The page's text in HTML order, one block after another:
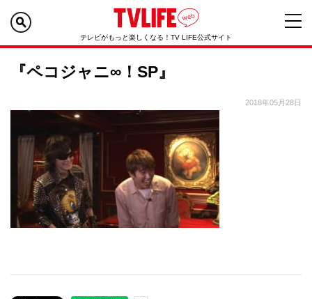
テレビがもっと楽しくなる！TV LIFE公式サイト
『ペコジャニ∞！SP』
2018年05月28日